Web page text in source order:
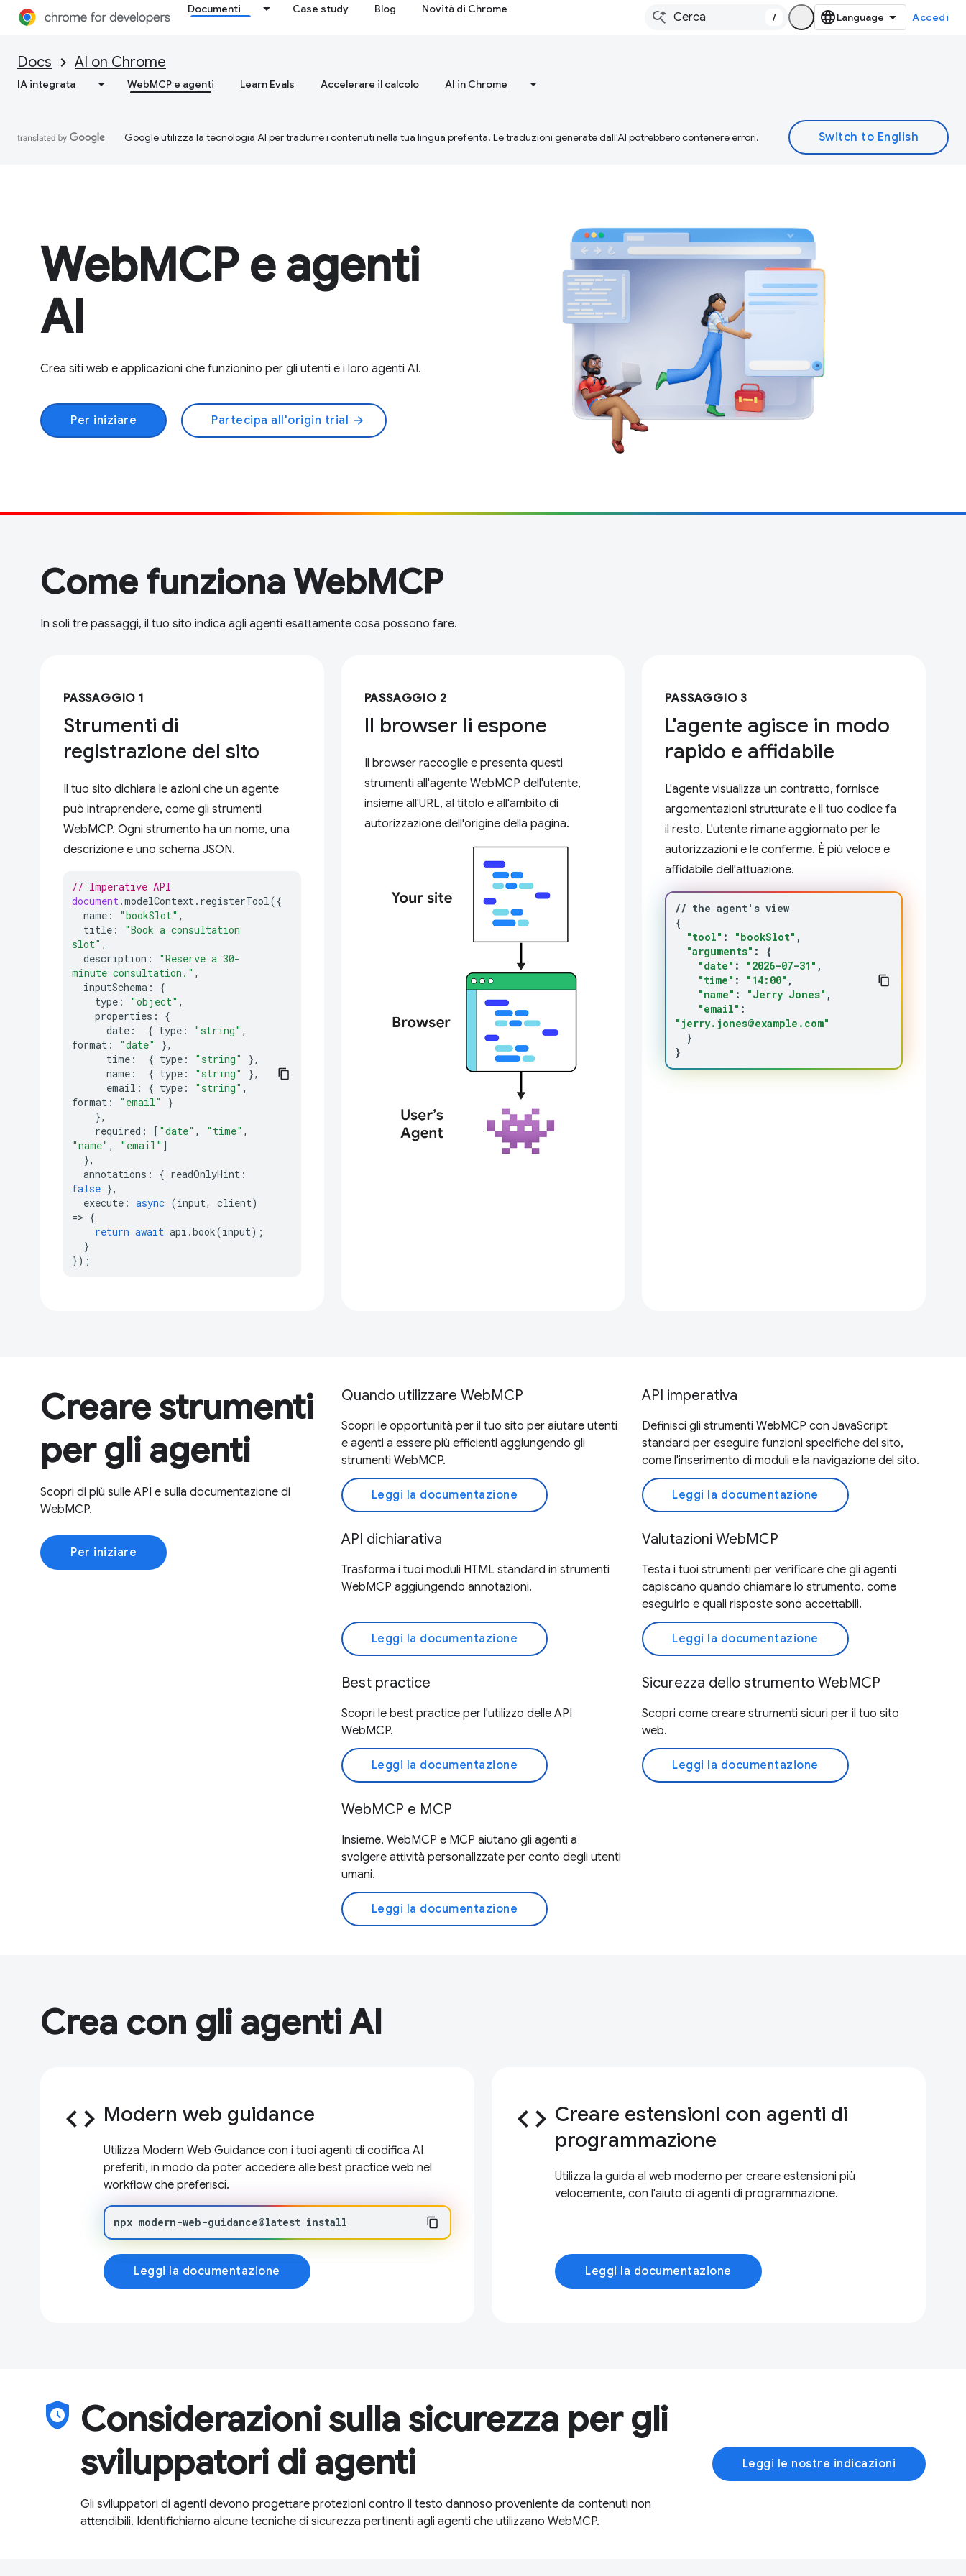
Documenti Case study Blog Novità di Chrome
/ Accedi
Docs AI on Chrome
IA integrata WebMCP e agenti Learn Evals Accelerare il calcolo AI in Chrome
Google utilizza la tecnologia AI per tradurre i contenuti nella tua lingua preferita. Le traduzioni generate dall'AI potrebbero contenere errori.
WebMCP e agenti
AI
Crea siti web e applicazioni che funzionino per gli utenti e i loro agenti AI.
Per iniziare Partecipa all'origin trial arrow_forward
Come funziona WebMCP
In soli tre passaggi, il tuo sito indica agli agenti esattamente cosa possono fare.
PASSAGGIO 1
Strumenti di
registrazione del sito
Il tuo sito dichiara le azioni che un agente
può intraprendere, come gli strumenti
WebMCP. Ogni strumento ha un nome, una
descrizione e uno schema JSON.
// Imperative API
document.modelContext. registerTool({
name : "bookSlot" ,
title :
"Book a consultation
slot" ,
description :
"Reserve a 30-
minute consultation." ,
inputSchema :
{
type : "object" ,
properties :
{
date : { type : "string" ,
format : "date"
},
time : { type : "string"
},
name : { type : "string"
},
email : { type : "string" ,
format : "email"
}
},
required : [ "date" , "time" ,
"name" , "email" ]
},
annotations : { readOnlyHint :
false },
execute : async (input, client)
=> {
return await api .book(input);
}
});
PASSAGGIO 2
Il browser li espone
Il browser raccoglie e presenta questi
strumenti all'agente WebMCP dell'utente,
insieme all'URL, al titolo e all'ambito di
autorizzazione dell'origine della pagina.
PASSAGGIO 3
L'agente agisce in modo
rapido e affidabile
L'agente visualizza un contratto, fornisce
argomentazioni strutturate e il tuo codice fa
il resto. L'utente rimane aggiornato per le
autorizzazioni e le conferme. È più veloce e
affidabile dell'attuazione.
// the agent' s
{
"tool" : "bookSlot"
"arguments" :
{
"date" : "2026-07-31"
"time" : "14:00"
"name" : "Jerry Jones"
"email" :
"jerry.jones@example.com"
}
}
Creare strumenti
per gli agenti
Scopri di più sulle API e sulla documentazione di
WebMCP.
Per iniziare
Quando utilizzare WebMCP
Scopri le opportunità per il tuo sito per aiutare utenti
e agenti a essere più efficienti aggiungendo gli
strumenti WebMCP.
Leggi la documentazione
API imperativa
Definisci gli strumenti WebMCP con JavaScript
standard per eseguire funzioni specifiche del sito,
come l'inserimento di moduli e la navigazione del sito.
Leggi la documentazione
API dichiarativa
Trasforma i tuoi moduli HTML standard in strumenti
WebMCP aggiungendo annotazioni.
Leggi la documentazione
Valutazioni WebMCP
Testa i tuoi strumenti per verificare che gli agenti
capiscano quando chiamare lo strumento, come
eseguirlo e quali risposte sono accettabili.
Leggi la documentazione
Best practice
Scopri le best practice per l'utilizzo delle API
WebMCP.
Leggi la documentazione
Sicurezza dello strumento WebMCP
Scopri come creare strumenti sicuri per il tuo sito
web.
Leggi la documentazione
WebMCP e MCP
Insieme, WebMCP e MCP aiutano gli agenti a
svolgere attività personalizzate per conto degli utenti
umani.
Leggi la documentazione
Crea con gli agenti AI
code Modern web guidance
Utilizza Modern Web Guidance con i tuoi agenti di codifica AI
preferiti, in modo da poter accedere alle best practice web nel
workflow che preferisci.
npx modern-web-guidance@latest install
Leggi la documentazione
code Creare estensioni con agenti di
programmazione
Utilizza la guida al web moderno per creare estensioni più
velocemente, con l'aiuto di agenti di programmazione.
Leggi la documentazione
safety_check Considerazioni sulla sicurezza per gli
sviluppatori di agenti
Gli sviluppatori di agenti devono progettare protezioni contro il testo dannoso proveniente da contenuti non
attendibili. Identifichiamo alcune tecniche di sicurezza pertinenti agli agenti che utilizzano WebMCP.
Leggi le nostre indicazioni